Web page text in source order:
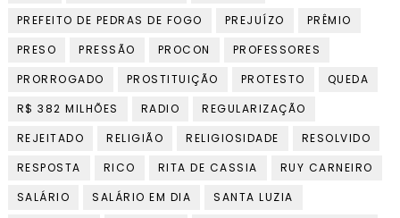
PREFEITO DE PEDRAS DE FOGO
PREJUÍZO
PRÊMIO
PRESO
PRESSÃO PROCON
PROFESSORES
PRORROGADO
PROSTITUIÇÃO PROTESTO
QUEDA
R$ 382 MILHÕES
RADIO
REGULARIZAÇÃO
REJEITADO
RELIGIÃO RELIGIOSIDADE
RESOLVIDO
RESPOSTA
RICO RITA DE CASSIA
RUY CARNEIRO
SALÁRIO
SALÁRIO EM DIA
SANTA LUZIA